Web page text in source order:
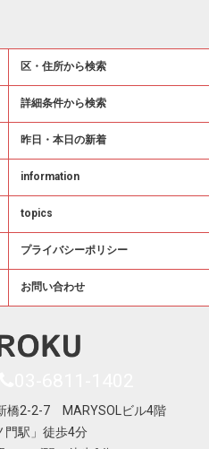
区・住所から検索
詳細条件から検索
昨日・本日の新着
information
topics
プライバシーポリシー
お問い合わせ
橋2-2-7 MARYSOLビル4階
門駅」徒歩4分